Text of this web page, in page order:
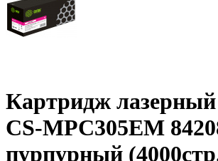
Картридж
CS-MPC305EM
пурпурный